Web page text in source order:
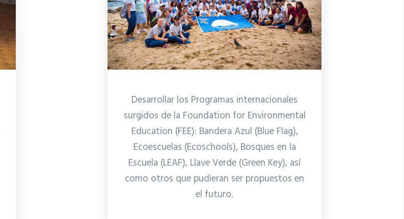
Desarrollar los Programas internacionales
surgidos de la Foundation for Environmental
Education (FEE): Bandera Azul (Blue Flag),
Ecoescuelas (Ecoschools), Bosques en la
Escuela (LEAF), Llave Verde (Green Key), así
como otros que pudieran ser propuestos en
el futuro.